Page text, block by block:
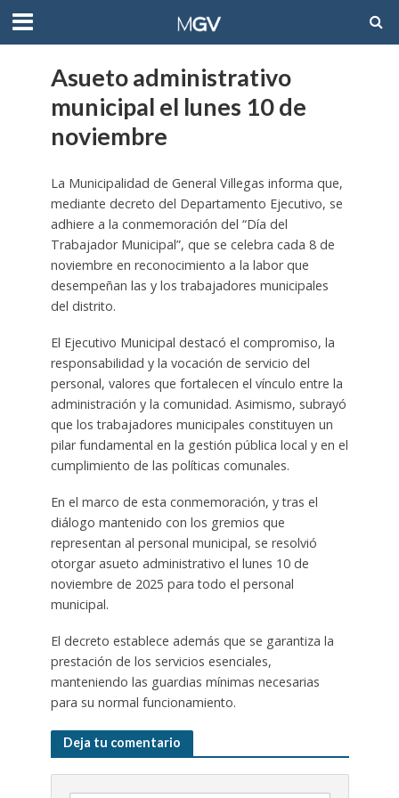
Asueto administrativo
municipal el lunes 10 de
noviembre
La Municipalidad de General Villegas informa que,
mediante decreto del Departamento Ejecutivo, se
adhiere a la conmemoración del “Día del
Trabajador Municipal”, que se celebra cada 8 de
noviembre en reconocimiento a la labor que
desempeñan las y los trabajadores municipales
del distrito.
El Ejecutivo Municipal destacó el compromiso, la
responsabilidad y la vocación de servicio del
personal, valores que fortalecen el vínculo entre la
administración y la comunidad. Asimismo, subrayó
que los trabajadores municipales constituyen un
pilar fundamental en la gestión pública local y en el
cumplimiento de las políticas comunales.
En el marco de esta conmemoración, y tras el
diálogo mantenido con los gremios que
representan al personal municipal, se resolvió
otorgar asueto administrativo el lunes 10 de
noviembre de 2025 para todo el personal
municipal.
El decreto establece además que se garantiza la
prestación de los servicios esenciales,
manteniendo las guardias mínimas necesarias
para su normal funcionamiento.
Deja tu comentario